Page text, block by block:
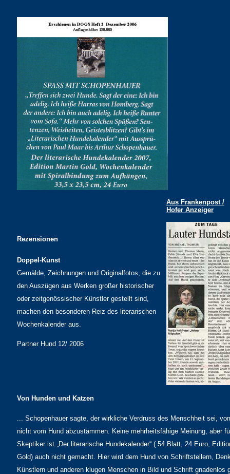
Rezensionen
Doppel-Kunst
Gemälde, Zeichnungen und Originalfotos, die zu
den Auszügen aus Werken großer historischer
oder zeitgenössischer Künstler gestellt sind,
machen den besonderen Reiz des literarischen
Wochenkalender aus.
Partner Hund 12/ 2006
Aus Frankenpost /
Hofer Anzeiger
Von Hunden und Katzen
... Schopenhauer sagte, der wirkliche Verdruss des Menschheit sei,
nicht vom Hund abzustammen. Keine mehrheitsfähige Meinung, aber
Skeptiker ist „Der literarische Hundekalender“ ( 54 Blatt, 24 Euro,
Gold) auch nicht gemacht. Hier wird dem Hund von Schriftstellern,
Künstlern und anderen klugen Menschen in Bild und Schrift gnadenlos